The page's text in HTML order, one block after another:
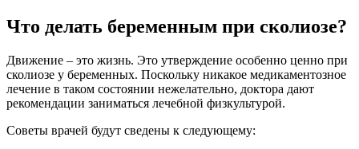
Что делать беременным при сколиозе?
Движение – это жизнь. Это утверждение особенно ценно при
сколиозе у беременных. Поскольку никакое медикаментозное
лечение в таком состоянии нежелательно, доктора дают
рекомендации заниматься лечебной физкультурой.
Советы врачей будут сведены к следующему: